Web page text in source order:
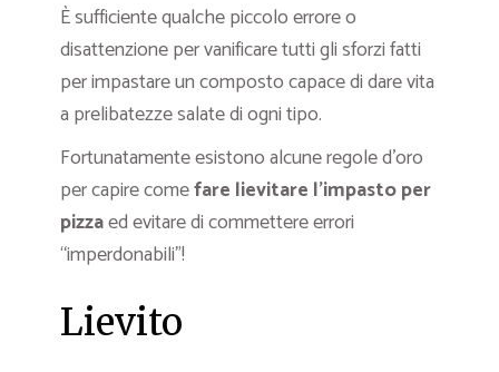
È sufficiente qualche piccolo errore o
disattenzione per vanificare tutti gli sforzi fatti
per impastare un composto capace di dare vita
a prelibatezze salate di ogni tipo.
Fortunatamente esistono alcune regole d’oro
per capire comefare lievitare l’impasto per
pizzaed evitare di commettere errori
“imperdonabili”!
Lievito